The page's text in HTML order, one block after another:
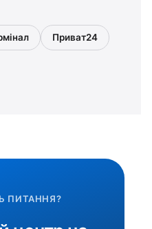
Приват24
ПИТАННЯ?